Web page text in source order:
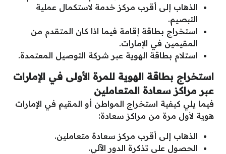
الذهاب إلى أقرب مركز خدمة لاستكمال عملية
التبصيم.
استخراج بطاقة إقامة فيما اذا كان المتقدم من
المقيمين في الإمارات.
استلام بطاقة الهوية عبر شركة التوصيل المعتمدة.
استخراج بطاقة الهوية للمرة الأولى في الإمارات
عبر مراكز سعادة المتعاملين
فيما يلي كيفية استخراج المواطن أو المقيم في الإمارات
هوية لأول مرة من مراكز سعادة:
الذهاب إلى أقرب مركز سعادة متعاملين.
الحصول على تذكرة الدور الآلي.